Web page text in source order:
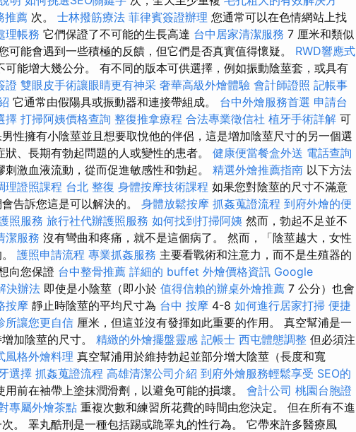
推薦 次。 士林撥筋療法 菲律賓簽證辦理 您通常可以在色情網站上找
理帳務 它們保證了不可能的生長高達 台中居家清潔服務 7 厘米和類似
可能會遇到一些積極的反饋，但它們是否真實值得懷疑。 RWD響應式
可能增大幾公分。 有不同的版本可供選擇，例如振動陰莖套，或具有
證 雙眼皮手術讓眼睛更有神采 奢華高級外燴體驗 會計師證照 記帳事
它通常由假陽具或振動器和連接帶組成。 台中外燴服務首選 申請台
擇 打掃阿姨價格查詢 整復推拿療程 合法專業徵信社 植牙手術詳解 可
性擁有小陰莖並且想要取悅他的伴侶，這是增加陰莖尺寸的另一個選
、長期有勃起問題的人或變性的患者。 健康便當餐盒外送 電話查詢
激血液流動，從而促進敏感性和勃起。 精選外燴推薦指南 以下方法
理證照課程 台北 整復 身體按摩技術課程 如果您對陰莖的尺寸不滿意
告訴您這是可以解決的。 身體放鬆按摩 抓姦蒐證流程 到府外燴的便
照服務 旅行社代辦護照服務 如何找到打掃阿姨 然而，勃起不足並不
潔服務 沒有彎曲和疼痛，就不是這個病了。 然而，「陰莖越大，女性
護照申請流程 專業抓姦服務 主要看戰術和注意力，而不是生殖器的
向您保證 台中整骨推薦 詳細的 buffet 外燴價格資訊 Google
決辦法 即使是小陰莖（即小於 值得信賴的辦桌外燴推薦 7 公分）也會
按摩 靜止時陰莖的平均尺寸為 台中 按摩 4-8 如何進行居家打掃 便捷
所讓您更自信 厘米，但這並沒有發揮如此重要的作用。 真空幫浦是一
加陰莖的尺寸。 精緻的外燴擺盤靈感 記帳士 西屯體態調整 但必須注
風格外燴料理 真空幫浦用於維持勃起並部分增大陰莖（長度和寬
選擇 抓姦蒐證流程 高雄清潔公司介紹 到府外燴服務輕鬆享受 SEO的
用前在袖帶上塗抹潤滑劑，以避免可能的損壞。 會計公司 桃園台胞證
專屬外燴茶點 重複次數和練習所花費的時間由您決定。 但在所有不進
。 睪丸酷刑是一種包括踢或跪睪丸的性行為。 它帶來許多醫療風